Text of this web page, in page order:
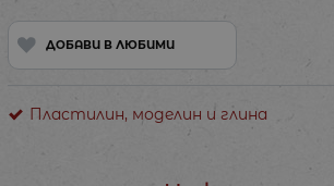
ДОБАВИ В ЛЮБИМИ
Пластилин, моделин и глина